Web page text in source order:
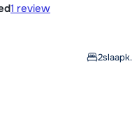
1 review
2slaapk.